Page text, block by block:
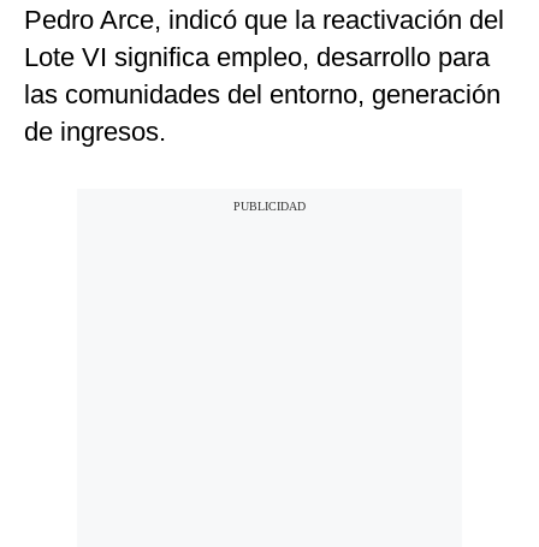
Pedro Arce, indicó que la reactivación del
Lote VI significa empleo, desarrollo para
las comunidades del entorno, generación
de ingresos.